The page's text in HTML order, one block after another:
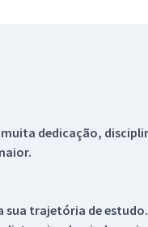
dedicação,
sua trajetória de